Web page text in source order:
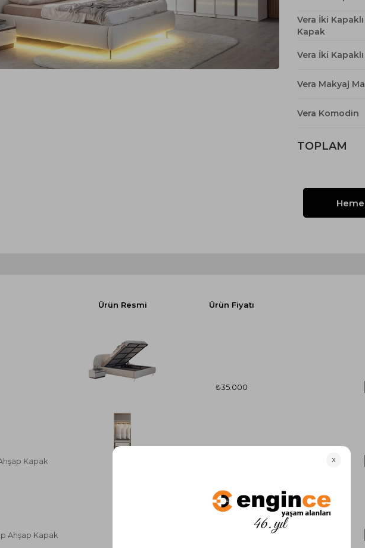
Gri TV Ünitesi
Beyaz TV Ünitesi
Siyah TV Ünitesi
Şömineli TV Ünitesi
Yataklı Koltuk
Modern Köşe Koltuk
Ekonomik Köşe Koltuk
Vera İki
Kapak
Vera İki
Vera Makyaj
Vera Komodin
TOPLAM
Ürün Resmi Ürün Fiyatı
₺35.000
Kapak
Ahşap Kapak